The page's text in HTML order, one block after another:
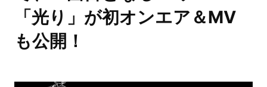
「光り」が初オンエア＆MV
も公開！